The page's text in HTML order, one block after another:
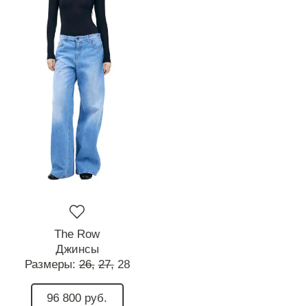
The Row
Джинсы
Размеры:26, 27, 28
96 800 руб.